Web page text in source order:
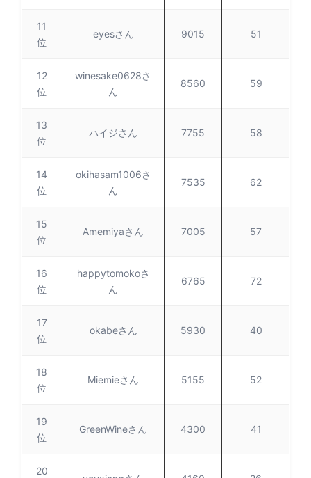
11
位
eyesさん 9015 51
12
位
winesake0628さ
ん
8560 59
13
位
ハイジさん 7755 58
14
位
okihasam1006さ
ん
7535 62
15
位
Amemiyaさん 7005 57
16
位
happytomokoさ
ん
6765 72
17
位
okabeさん 5930 40
18
位
Miemieさん 5155 52
19
位
GreenWineさん 4300 41
20